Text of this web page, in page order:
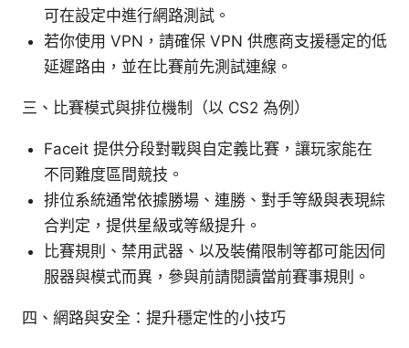
可在設定中進行網路測試。
若你使用 VPN，請確保 VPN 供應商支援穩定的低
延遲路由，並在比賽前先測試連線。
三、比賽模式與排位機制（以 CS2 為例）
Faceit 提供分段對戰與自定義比賽，讓玩家能在
不同難度區間競技。
排位系統通常依據勝場、連勝、對手等級與表現綜
合判定，提供星級或等級提升。
比賽規則、禁用武器、以及裝備限制等都可能因伺
服器與模式而異，參與前請閱讀當前賽事規則。
四、網路與安全：提升穩定性的小技巧